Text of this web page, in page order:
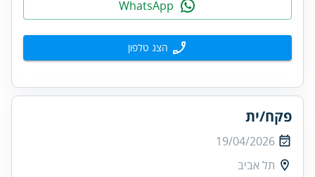
הצג טלפון
פקח/ית
19/04/2026
תל אביב